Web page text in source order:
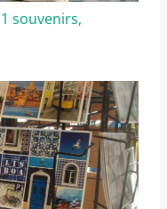
souvenirs,